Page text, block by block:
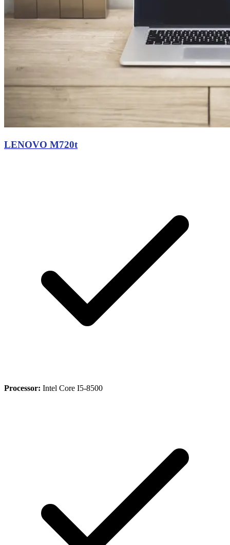
LENOVO M720t
Processor: Intel Core I5-8500